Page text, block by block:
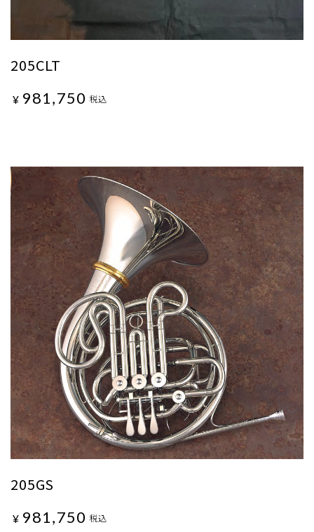
205CLT
¥ 981,750 税込
205GS
¥ 981,750 税込